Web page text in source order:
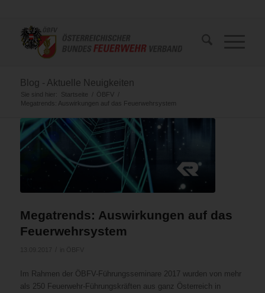
Blog - Aktuelle Neuigkeiten
Sie sind hier: Startseite / ÖBFV
/
Megatrends: Auswirkungen auf das Feuerwehrsystem
Megatrends: Auswirkungen auf das
Feuerwehrsystem
Im Rahmen der ÖBFV-Führungsseminare 2017 wurden von mehr
als 250 Feuerwehr-Führungskräften aus ganz Österreich in